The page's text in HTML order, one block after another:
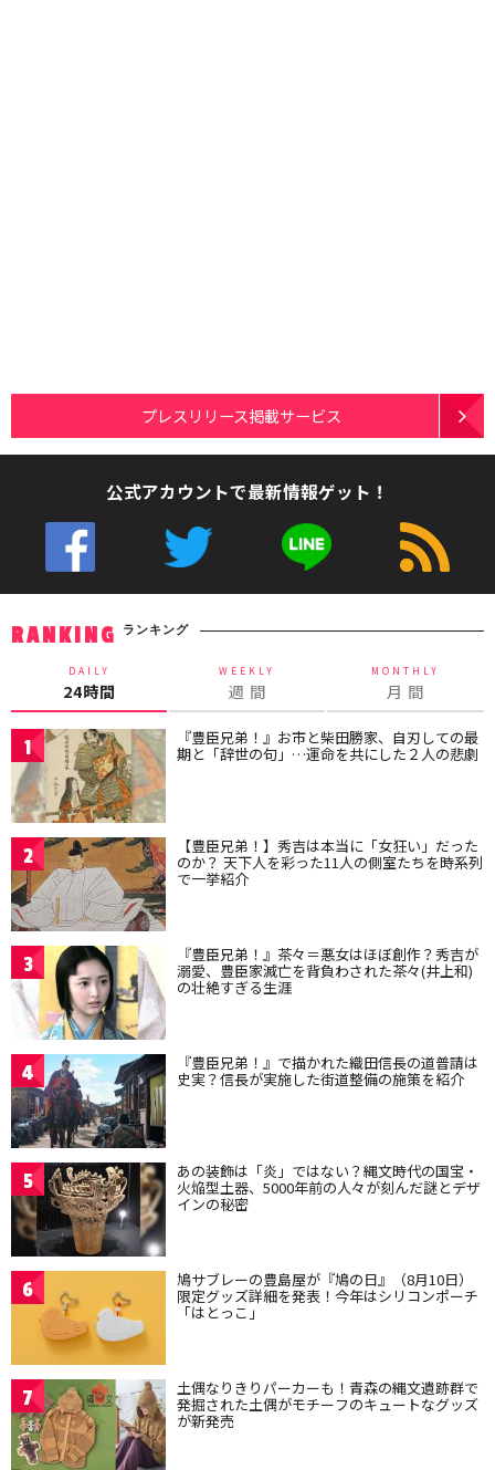
プレスリリース掲載サービス
公式アカウントで最新情報ゲット！
RANKING ランキング
DAILY
24時間
WEEKLY
週 間
MONTHLY
月 間
1 『豊臣兄弟！』お市と柴田勝家、自刃しての最
期と「辞世の句」…運命を共にした２人の悲劇
2 【豊臣兄弟！】秀吉は本当に「女狂い」だった
のか？ 天下人を彩った11人の側室たちを時系列
で一挙紹介
3 『豊臣兄弟！』茶々＝悪女はほぼ創作？秀吉が
溺愛、豊臣家滅亡を背負わされた茶々(井上和)
の壮絶すぎる生涯
4 『豊臣兄弟！』で描かれた織田信長の道普請は
史実？信長が実施した街道整備の施策を紹介
5 あの装飾は「炎」ではない？縄文時代の国宝・
火焔型土器、5000年前の人々が刻んだ謎とデザ
インの秘密
6 鳩サブレーの豊島屋が『鳩の日』（8月10日）
限定グッズ詳細を発表！今年はシリコンポーチ
「はとっこ」
7 土偶なりきりパーカーも！青森の縄文遺跡群で
発掘された土偶がモチーフのキュートなグッズ
が新発売